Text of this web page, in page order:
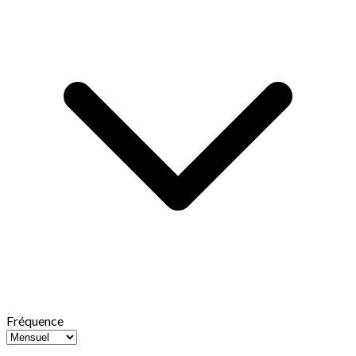
Fréquence